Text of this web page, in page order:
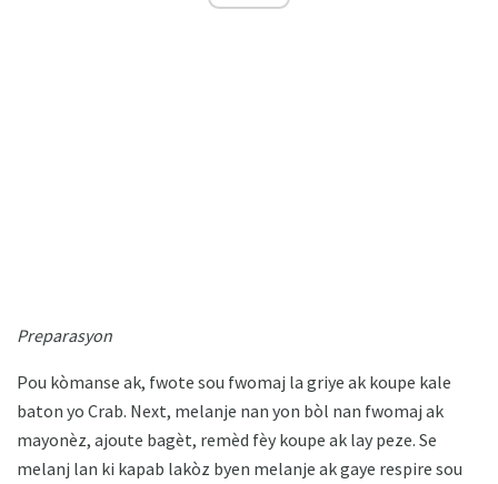
Preparasyon
Pou kòmanse ak, fwote sou fwomaj la griye ak koupe kale
baton yo Crab. Next, melanje nan yon bòl nan fwomaj ak
mayonèz, ajoute bagèt, remèd fèy koupe ak lay peze. Se
melanj lan ki kapab lakòz byen melanje ak gaye respire sou